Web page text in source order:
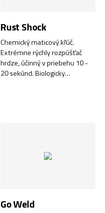
Rust Shock
Chemický maticový kľúč.
Extrémne rýchly rozpúšťač
hrdze, účinný v priebehu 10 -
20 sekúnd. Biologicky
Go Weld